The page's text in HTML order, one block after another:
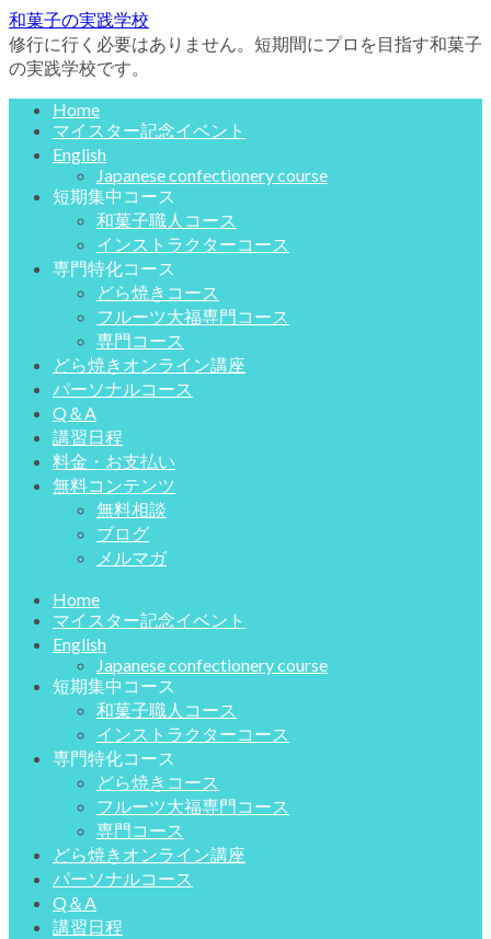
和菓子の実践学校
修行に行く必要はありません。短期間にプロを目指す和菓子
の実践学校です。
Home
マイスター記念イベント
English
Japanese confectionery course
短期集中コース
和菓子職人コース
インストラクターコース
専門特化コース
どら焼きコース
フルーツ大福専門コース
専門コース
どら焼きオンライン講座
パーソナルコース
Q＆A
講習日程
料金・お支払い
無料コンテンツ
無料相談
ブログ
メルマガ
Home
マイスター記念イベント
English
Japanese confectionery course
短期集中コース
和菓子職人コース
インストラクターコース
専門特化コース
どら焼きコース
フルーツ大福専門コース
専門コース
どら焼きオンライン講座
パーソナルコース
Q＆A
講習日程